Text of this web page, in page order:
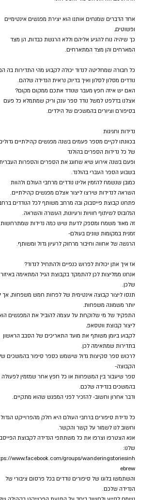
אחד הדברים שמנחים אותנו הוא יצירת מפגשים אינטימיים
ופשוטים,
כך שיהיה נוח להגיע אליהם וללא הרגשת כבדות, הן מצד
המארחים והן מצד המתארחים.
כל חבורה שמחליטה לנדוד יכולה לקבוע מהי התדירות בה
נודדים מסלון לסלון ואיך בדיוק נראית הנדידה שלהם.
האם יש איזה חפץ מעבר שנודד אתכם ממקום מקום?
אצלנו בדלפט למשל נודד ספר ענק וריק שמתמלא כל פעם
בסיפורם וציורים בהמשכים של הילדים.
נדידות וחגיגות
בכוונתו לקיים מספר פעמים בשנה מפגשים קהילתיים
של כל נדידות הספרים בהולנד
ופעם בשנה אירוע שיא שחוגג את הספרים והספרות
בשבוע הספר העברי בהולנד.
כמובן שנשמח להזמין אלינו נודדים מרחבי העולם ולהוות
השראה לנדידות שירצו ליצור אצלם מפגשים קהילתיים.
פתחנו קבוצת פייסבוק ובה מרחב משותף לכל הנודדים
הגלובוס לשיתוף חוויות ורעיונות, העשרה והשראה.
זה מאוד משמח ומספק לדעת שיש כמה נדידות שמתרחשות
זמנית במקומות שונים בעולם-
הרגשה של אחווה וחיבור מרחוק לרעיון גדול ומשותף.
אז איך אתן יכולות לפרוש כנפיים ולהתחיל לנדוד?
אנחנו ממליצות לכן להתמקד בקבוצת הגיל המתאימה באיזור
שלכן.
תנסו ליצור קבוצה אינטימית של לפחות חמש משפחות, אך
יותר משמונה משפחות.
התפקיד של מי שלוקחת על עצמה להוביל את המפגשים
ליצור קבוצת ווטסאפ,
לקבוע ביומן משותף את מועד התאריכים של הסבב הראשון
בתדירות שמתאימה לכן.
לרכוש ספר סקיצות גדול שישמש כספר סיפור בהמשכים
הקבוצה-
ספר שיעבור בין המשפחות או כל חפץ אחר שמזמין לפעולה
בהמשכים בנדידה שלכם.
ודבר אחרון וחשוב- להזכיר לפני המפגש שהוא מתקיים.
כל נדידת סיפורים ברחבי העולם היא חלק מהפרוייקט הגדול
וחשוב לנו לשמור על קשר והקשר.
אנא הצטרפו וצרפו את כל משתתפי הנדידה לקבוצת
שלנו:
www.facebook.com/groups/wanderingstoriesinh
ebrew
והשתמשו בלוגו של סיפורים נודדים בכל פרסום ציבורי של
הנדידה שלכם.